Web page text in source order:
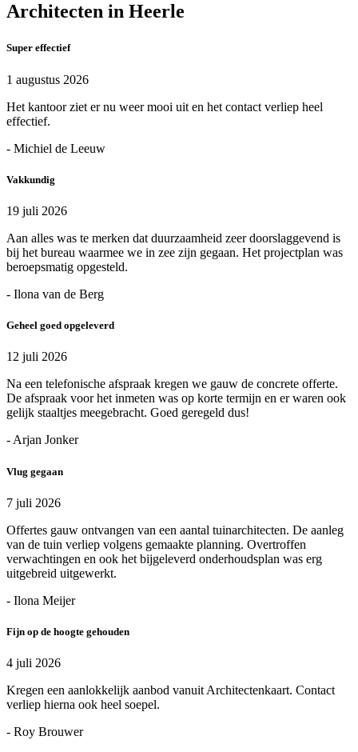
Architecten in Heerle
Super effectief
1 augustus 2026
Het kantoor ziet er nu weer mooi uit en het contact verliep heel
effectief.
- Michiel de Leeuw
Vakkundig
19 juli 2026
Aan alles was te merken dat duurzaamheid zeer doorslaggevend is
bij het bureau waarmee we in zee zijn gegaan. Het projectplan was
beroepsmatig opgesteld.
- Ilona van de Berg
Geheel goed opgeleverd
12 juli 2026
Na een telefonische afspraak kregen we gauw de concrete offerte.
De afspraak voor het inmeten was op korte termijn en er waren ook
gelijk staaltjes meegebracht. Goed geregeld dus!
- Arjan Jonker
Vlug gegaan
7 juli 2026
Offertes gauw ontvangen van een aantal tuinarchitecten. De aanleg
van de tuin verliep volgens gemaakte planning. Overtroffen
verwachtingen en ook het bijgeleverd onderhoudsplan was erg
uitgebreid uitgewerkt.
- Ilona Meijer
Fijn op de hoogte gehouden
4 juli 2026
Kregen een aanlokkelijk aanbod vanuit Architectenkaart. Contact
verliep hierna ook heel soepel.
- Roy Brouwer